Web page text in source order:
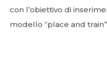
con l’obiettivo di
modello “place and